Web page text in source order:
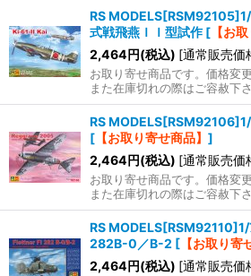
RS
式戦飛燕ＩＩ型試作 [ 【お
2,464円(税込) [通常販売価
お取り寄せ商品です。価格変
また在庫切れの際はご容赦下さ
RS
[ 【お取り寄せ商品】 ]
2,464円(税込) [通常販売価
お取り寄せ商品です。価格変
また在庫切れの際はご容赦下さ
RS
282B-0／B-2 [ 【お取り寄
2,464円(税込) [通常販売価